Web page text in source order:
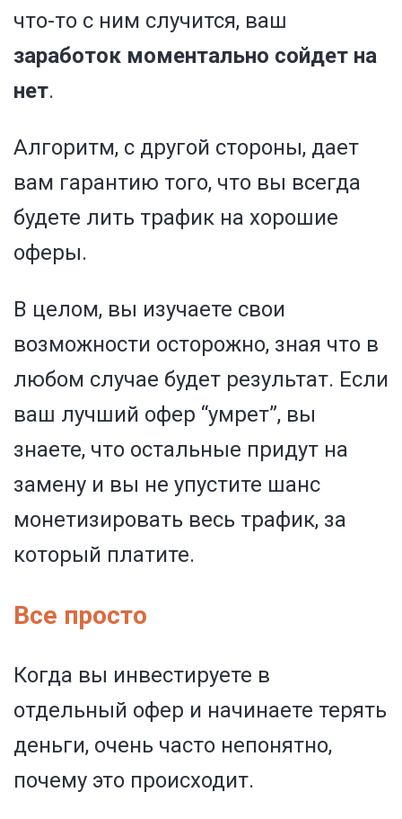
что-то с ним случится, ваш
заработок моментально сойдет на
нет.
Алгоритм, с другой стороны, дает
вам гарантию того, что вы всегда
будете лить трафик на хорошие
оферы.
В целом, вы изучаете свои
возможности осторожно, зная что в
любом случае будет результат. Если
ваш лучший офер “умрет”, вы
знаете, что остальные придут на
замену и вы не упустите шанс
монетизировать весь трафик, за
который платите.
Все просто
Когда вы инвестируете в
отдельный офер и начинаете терять
деньги, очень часто непонятно,
почему это происходит.